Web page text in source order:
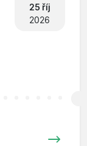
25 říj
2026